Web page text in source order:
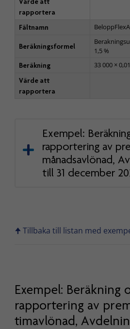
rapportera
Fältnamn
Beräkningsformel
1,5 %
Beräkning
33 000 ×
Värde att
rapportera
Exempel:
rapportering av
månadsavlönad,
till 31 december
🠉 Tillbaka till listan med
Exempel: Beräkning
rapportering av
timavlönad,